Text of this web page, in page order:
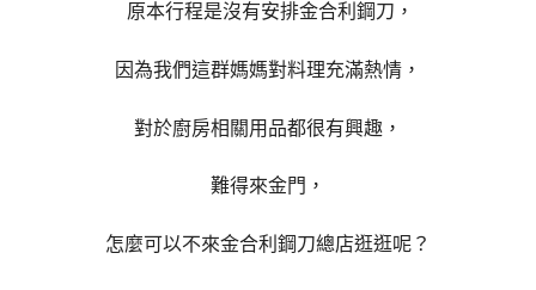
原本行程是沒有安排金合利鋼刀，
因為我們這群媽媽對料理充滿熱情，
對於廚房相關用品都很有興趣，
難得來金門，
怎麼可以不來金合利鋼刀總店逛逛呢？